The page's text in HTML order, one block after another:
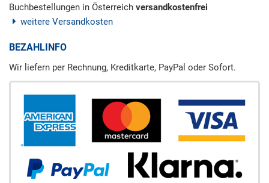
Buchbestellungen in Österreich versandkostenfrei
weitere Versandkosten
BEZAHLINFO
Wir liefern per Rechnung, Kreditkarte, PayPal oder Sofort.